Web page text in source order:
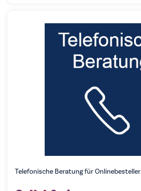
Telefonische Beratung für Onlinebesteller